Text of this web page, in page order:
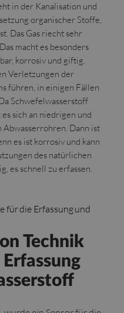
in der Kanalisation und
organischer Stoffe,
Das Gas riecht sehr
macht es besonders
korrosiv und giftig.
Verletzungen der
führen, in einigen Fällen
Schwefelwasserstoff
sich an niedrigen und
Dann ist
es ist korrosiv und kann
des natürlichen
es schnell zu erfassen.
für die Erfassung und
Technik